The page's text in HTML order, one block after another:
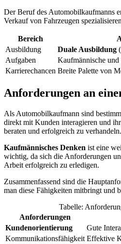
Der Beruf des Automobilkaufmanns
Verkauf von Fahrzeugen
Bereich
Ausbildung
Duale Ausbildung
Aufgaben
Kaufmännische und
Karrierechancen Breite Palette von
Anforderungen an
Als Automobilkaufmann sind
direkt mit Kunden interagieren und
beraten und erfolgreich zu verhandeln.
Kaufmännisches Denken ist eine
wichtig, da sich die Anforderungen
Arbeit erfolgreich zu erledigen.
Zusammenfassend sind die
man diese Fähigkeiten mitbringt und
Tabelle:
Anforderungen
Kundenorientierung
Gute
Kommunikationsfähigkeit Effektive